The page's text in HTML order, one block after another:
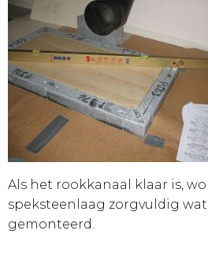
Als het rookkanaal klaar is,
speksteenlaag zorgvuldig
gemonteerd.